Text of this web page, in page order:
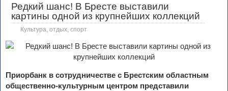
Редкий шанс! В Бресте выставили
картины одной из крупнейших коллекций
Культура, отдых, спорт
Приорбанк в сотрудничестве с Брестским областным
общественно-культурным центром представили